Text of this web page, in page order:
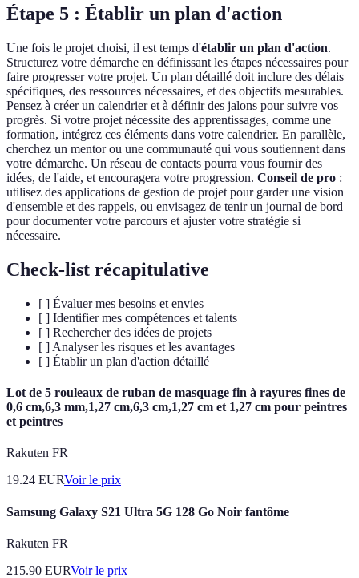
Étape 5 : Établir un plan d'action
Une fois le projet choisi, il est temps d'établir un plan d'action.
Structurez votre démarche en définissant les étapes nécessaires pour
faire progresser votre projet. Un plan détaillé doit inclure des délais
spécifiques, des ressources nécessaires, et des objectifs mesurables.
Pensez à créer un calendrier et à définir des jalons pour suivre vos
progrès. Si votre projet nécessite des apprentissages, comme une
formation, intégrez ces éléments dans votre calendrier. En parallèle,
cherchez un mentor ou une communauté qui vous soutiennent dans
votre démarche. Un réseau de contacts pourra vous fournir des
idées, de l'aide, et encouragera votre progression. Conseil de pro :
utilisez des applications de gestion de projet pour garder une vision
d'ensemble et des rappels, ou envisagez de tenir un journal de bord
pour documenter votre parcours et ajuster votre stratégie si
nécessaire.
Check-list récapitulative
[ ] Évaluer mes besoins et envies
[ ] Identifier mes compétences et talents
[ ] Rechercher des idées de projets
[ ] Analyser les risques et les avantages
[ ] Établir un plan d'action détaillé
Lot de 5 rouleaux de ruban de masquage fin à rayures fines de
0,6 cm,6,3 mm,1,27 cm,6,3 cm,1,27 cm et 1,27 cm pour peintres
et peintres
Rakuten FR
19.24 EURVoir le prix
Samsung Galaxy S21 Ultra 5G 128 Go Noir fantôme
Rakuten FR
215.90 EURVoir le prix